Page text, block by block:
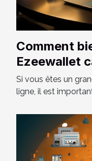
Comment
Ezeewallet
Si vous êtes un
ligne, il est